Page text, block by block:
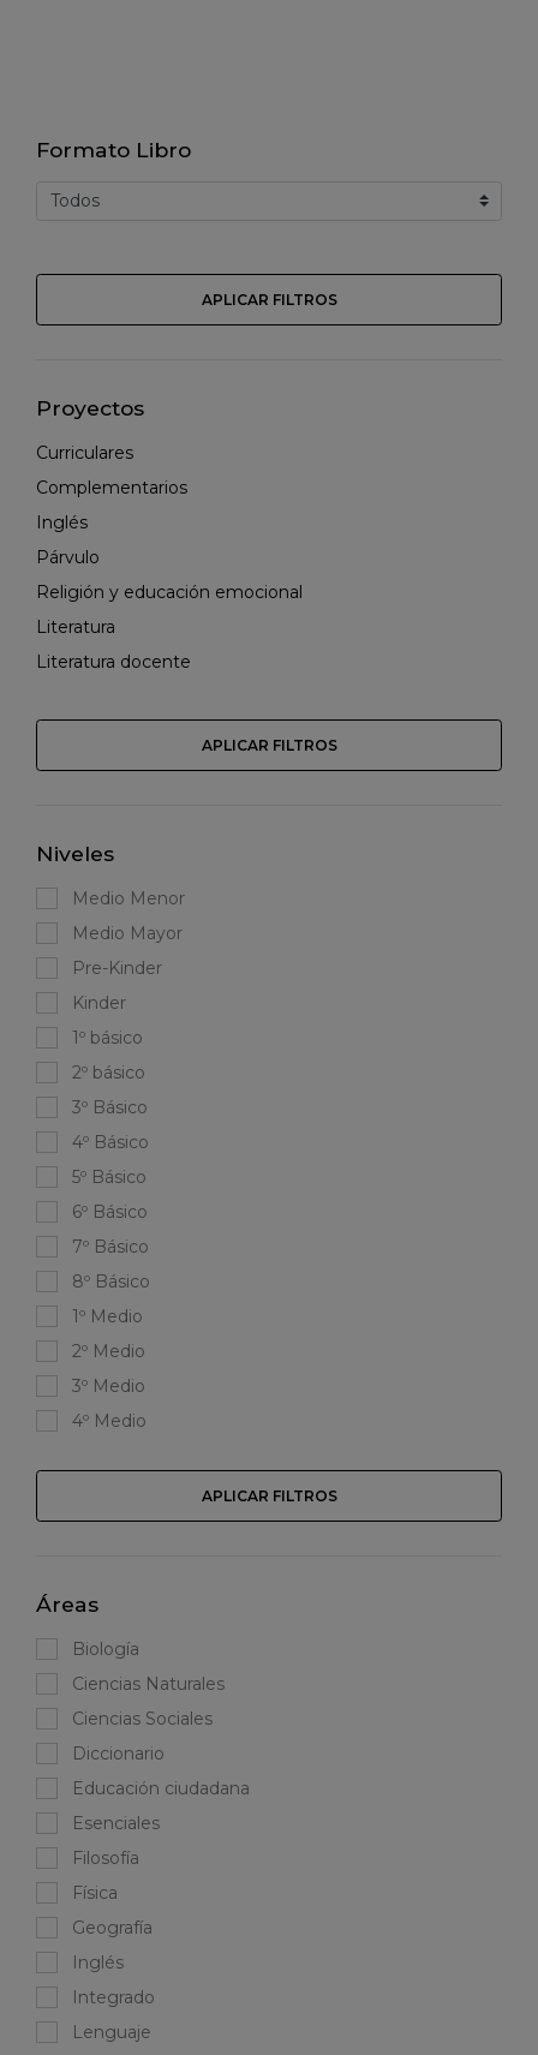
Formato Libro
APLICAR FILTROS
Proyectos
Curriculares
Complementarios
Inglés
Párvulo
Religión y educación emocional
Literatura
Literatura docente
APLICAR FILTROS
Niveles
Medio Menor
Medio Mayor
Pre-Kinder
Kinder
1º básico
2º básico
3º Básico
4º Básico
5º Básico
6º Básico
7º Básico
8º Básico
1º Medio
2º Medio
3º Medio
4º Medio
APLICAR FILTROS
Áreas
Biología
Ciencias Naturales
Ciencias Sociales
Diccionario
Educación ciudadana
Esenciales
Filosofía
Física
Geografía
Inglés
Integrado
Lenguaje